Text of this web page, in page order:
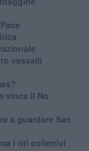
vassalli
vinca il No
a guardare San
i riti collettivi